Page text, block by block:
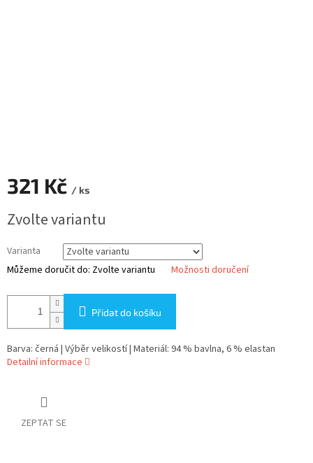
321 Kč / ks
cena:
Zvolte variantu
Varianta
Můžeme doručit do: Zvolte variantu Možnosti doručení
Přidat do košíku
Barva: černá | Výběr velikostí | Materiál: 94 % bavlna, 6 % elastan
Detailní informace
ZEPTAT SE